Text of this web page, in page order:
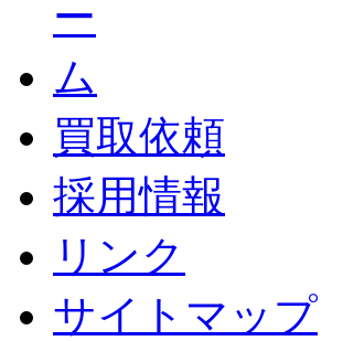
買取依頼
採用情報
リンク
サイトマップ